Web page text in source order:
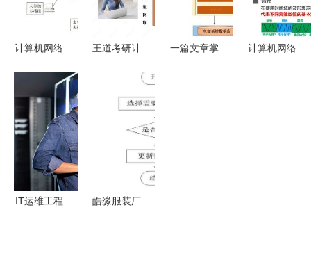
计算机网络
关键设备
路由器构成
与系统工程
服务
王道考研计
算机网络体
系结构与系
统工程服务
一篇文章掌
计算机网络
IT运维工程
皓缘服装厂